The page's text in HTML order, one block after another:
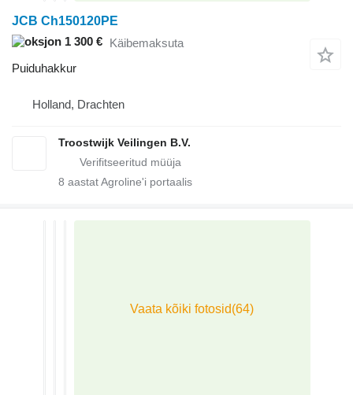
JCB Ch150120PE
1 300 € Käibemaksuta
Puiduhakkur
Holland, Drachten
Troostwijk Veilingen B.V.
8 aastat Agroline'i portaalis